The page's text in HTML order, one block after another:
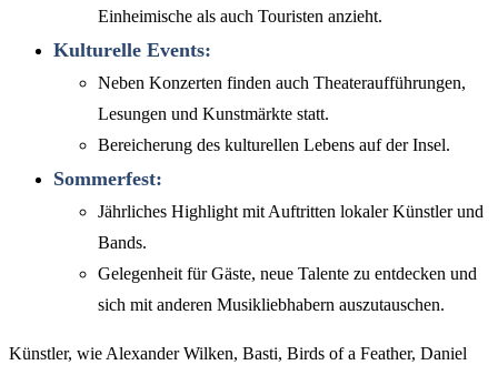
Einheimische als auch Touristen anzieht.
Kulturelle Events:
Neben Konzerten finden auch Theateraufführungen,
Lesungen und Kunstmärkte statt.
Bereicherung des kulturellen Lebens auf der Insel.
Sommerfest:
Jährliches Highlight mit Auftritten lokaler Künstler und
Bands.
Gelegenheit für Gäste, neue Talente zu entdecken und
sich mit anderen Musikliebhabern auszutauschen.
Künstler, wie Alexander Wilken, Basti, Birds of a Feather, Daniel